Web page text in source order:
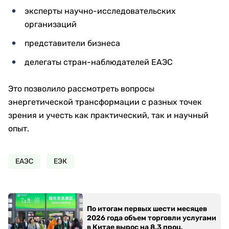
эксперты научно-исследовательских
организаций
представители бизнеса
делегаты стран-наблюдателей ЕАЭС
Это позволило рассмотреть вопросы
энергетической трансформации с разных точек
зрения и учесть как практический, так и научный
опыт.
ЕАЭС ЕЭК
По итогам первых шести месяцев
2026 года объем торговли услугами
в Китае вырос на 8,3 проц.